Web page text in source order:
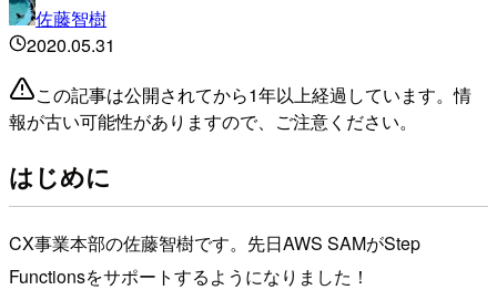
佐藤智樹
2020.05.31
この記事は公開されてから1年以上経過しています。情
報が古い可能性がありますので、ご注意ください。
はじめに
CX事業本部の佐藤智樹です。先日AWS SAMがStep
Functionsをサポートするようになりました！